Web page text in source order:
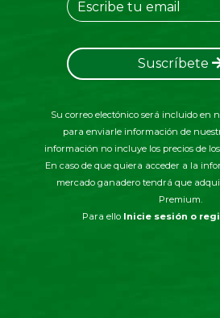
Suscríbete
Su correo electónico será incluido en
para enviarle información de
información no incluye los precios de
En caso de que quiera acceder a la
mercado ganadero tendrá que
Premium.
Para ello Inicie sesión o